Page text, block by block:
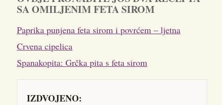
SA OMILJENIM FETA SIROM
Paprika punjena feta sirom i povrćem – ljetna
Crvena cipelica
Spanakopita: Grčka pita s feta sirom
IZDVOJENO: